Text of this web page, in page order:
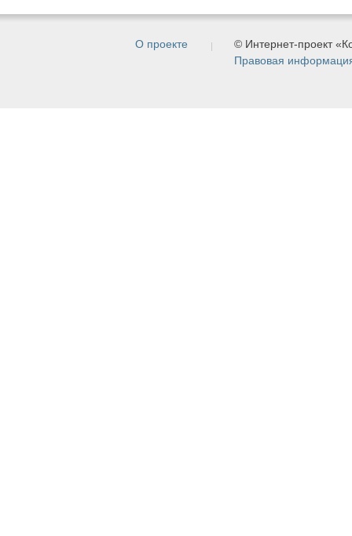
О проекте
© Интернет-проект
Правовая